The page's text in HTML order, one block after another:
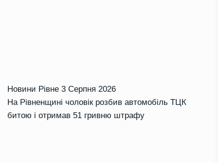
Новини Рівне 3 Серпня 2026
На Рівненщині чоловік розбив автомобіль ТЦК
битою і отримав 51 гривню штрафу